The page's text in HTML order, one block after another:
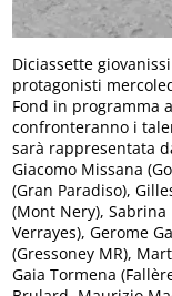
Diciassette
protagonisti
Fond in programma
confronteranno i
sarà rappresentata
Giacomo Missana
(Gran Paradiso),
(Mont Nery),
Verrayes), Gerome
(Gressoney MR),
Gaia Tormena